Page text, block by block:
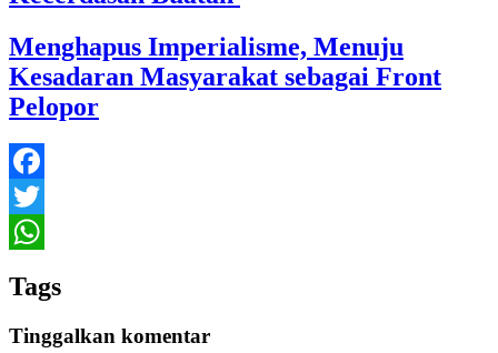
Menghapus Imperialisme, Menuju
Kesadaran Masyarakat sebagai Front
Pelopor
Facebook
Twitter
Tags
Tinggalkan komentar